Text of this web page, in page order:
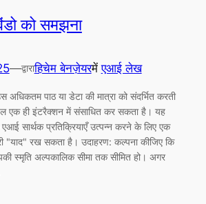
को समझना
—द्वाराहिचेम बेनज़ेयरमेंएआई लेख
अधिकतम पाठ या डेटा की मात्रा को संदर्भित करती
एक ही इंटरैक्शन में संसाधित कर सकता है। यह
एआई सार्थक प्रतिक्रियाएँ उत्पन्न करने के लिए एक
"याद" रख सकता है। उदाहरण: कल्पना कीजिए कि
स्मृति अल्पकालिक सीमा तक सीमित हो। अगर